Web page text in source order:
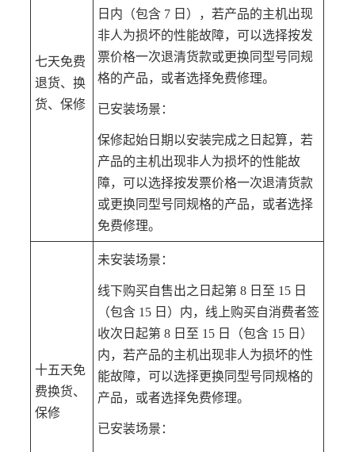
七天免费
退货、换
货、保修
日内（包含 7 日），若产品的主机出现
非人为损坏的性能故障，可以选择按发
票价格一次退清货款或更换同型号同规
格的产品，或者选择免费修理。
已安装场景：
保修起始日期以安装完成之日起算，若
产品的主机出现非人为损坏的性能故
障，可以选择按发票价格一次退清货款
或更换同型号同规格的产品，或者选择
免费修理。
十五天免
费换货、
保修
未安装场景：
线下购买自售出之日起第 8 日至 15 日
（包含 15 日）内，线上购买自消费者签
收次日起第 8 日至 15 日（包含 15 日）
内，若产品的主机出现非人为损坏的性
能故障，可以选择更换同型号同规格的
产品，或者选择免费修理。
已安装场景：